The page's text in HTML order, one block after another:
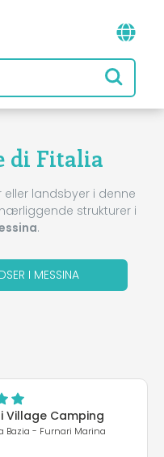
di Fitalia
landsbyer i denne
strukturer i
.
I MESSINA
Village Camping
Bazia - Furnari Marina